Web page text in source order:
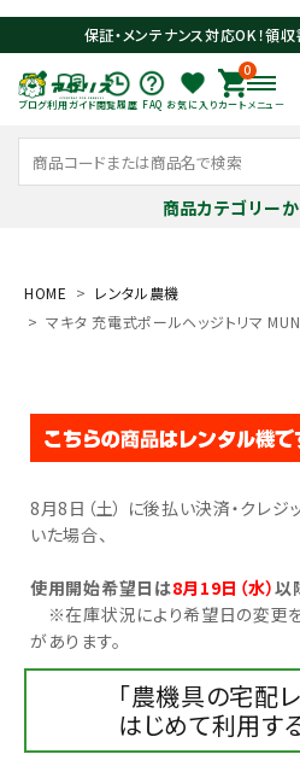
保証・メンテナンス対応OK！領
ブログ利用ガイド閲覧履歴 FAQ お気に入り
0
カート メニュー
商品カテゴリー
meeting_room ログイン
お気に入り一覧
閲覧履歴一覧
HOME
レンタル農機
マキタ 充電式ポールヘッジトリマ
8月8日（土） に後払い決済・クレ
いた場合、
使用開始希望日は8月19日（水）以
※在庫状況により希望日の変更
があります。
「農機具の宅配
はじめて利用す